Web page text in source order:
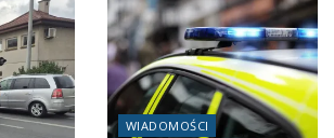
WIADOMOŚCI